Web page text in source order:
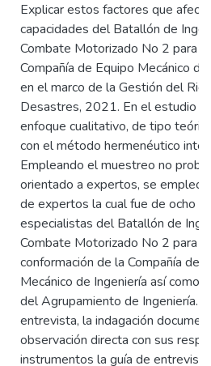
Explicar estos factores que
capacidades del Batallón de
Combate Motorizado No 2 para
Compañía de Equipo Mecánico
en el marco de la Gestión del
Desastres, 2021. En el estudio
enfoque cualitativo, de tipo
con el método hermenéutico
Empleando el muestreo no
orientado a expertos, se empleó
de expertos la cual fue de ocho
especialistas del Batallón de
Combate Motorizado No 2 para la
conformación de la Compañía de
Mecánico de Ingeniería así como
del Agrupamiento de Ingeniería.
entrevista, la indagación
observación directa con sus
instrumentos la guía de